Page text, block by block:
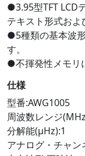
●3.95型TFT LCD
テキスト形式およ
●5種類の基本波
す。
●不揮発性メモリ
仕様
型番:AWG1005
周波数レンジ
分解能(μHz):1
アナログ・チャン